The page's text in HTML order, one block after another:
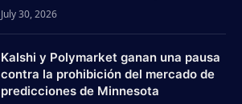
July 30, 2026
Kalshi y Polymarket ganan una pausa
contra la prohibición del mercado de
predicciones de Minnesota